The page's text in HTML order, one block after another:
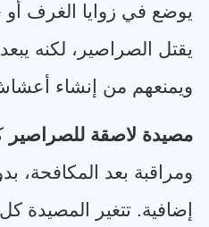
يوضع في زوايا الغرف أو
يقتل الصراصير، لكنه
ويمنعهم من إنشاء
مصيدة لاصقة للصراصير
ومراقبة بعد المكافحة،
إضافية. تتغير المصيدة